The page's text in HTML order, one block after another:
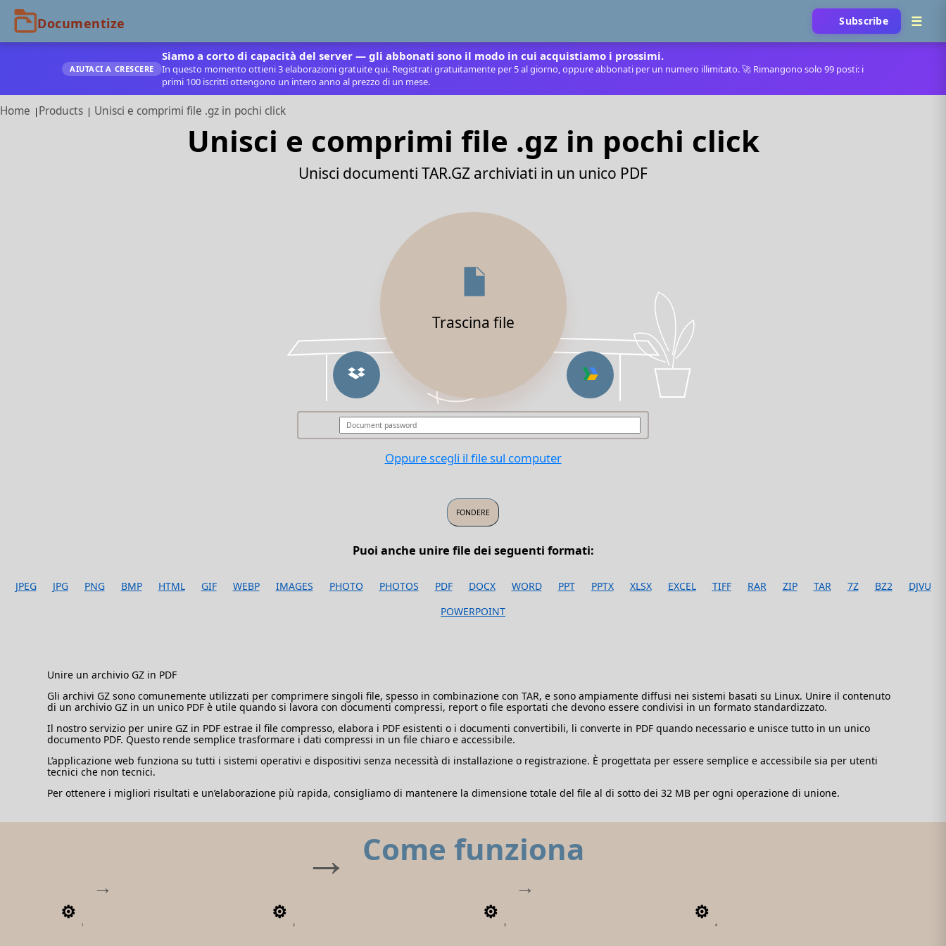
Subscribe
AIUTACI A CRESCERE
Siamo a corto di capacità del server — gli abbonati sono il modo in cui acquistiamo i prossimi.
In questo momento ottieni 3 elaborazioni gratuite qui. Registrati gratuitamente per 5 al giorno, oppure abbonati per un numero illimitato. 🚀 Rimangono solo 99 posti: i
primi 100 iscritti ottengono un intero anno al prezzo di un mese.
Home Products Unisci e comprimi file .gz in pochi click
Unisci e comprimi file .gz in pochi click
Unisci documenti TAR.GZ archiviati in un unico PDF
Trascina file
Oppure scegli il file sul computer
Puoi anche unire file dei seguenti formati:
JPEG JPG PNG BMP HTML GIF WEBP IMAGES PHOTO PHOTOS PDF DOCX WORD PPT PPTX XLSX EXCEL TIFF RAR ZIP TAR 7Z BZ2
DJVU
POWERPOINT
Unire un archivio GZ in PDF
Gli archivi GZ sono comunemente utilizzati per comprimere singoli file, spesso in combinazione con TAR, e sono ampiamente diffusi nei sistemi basati su Linux. Unire il contenuto
di un archivio GZ in un unico PDF è utile quando si lavora con documenti compressi, report o file esportati che devono essere condivisi in un formato standardizzato.
Il nostro servizio per unire GZ in PDF estrae il file compresso, elabora i PDF esistenti o i documenti convertibili, li converte in PDF quando necessario e unisce tutto in un unico
documento PDF. Questo rende semplice trasformare i dati compressi in un file chiaro e accessibile.
L’applicazione web funziona su tutti i sistemi operativi e dispositivi senza necessità di installazione o registrazione. È progettata per essere semplice e accessibile sia per utenti
tecnici che non tecnici.
Per ottenere i migliori risultati e un’elaborazione più rapida, consigliamo di mantenere la dimensione totale del file al di sotto dei 32 MB per ogni operazione di unione.
Come funziona
1 2 3 4